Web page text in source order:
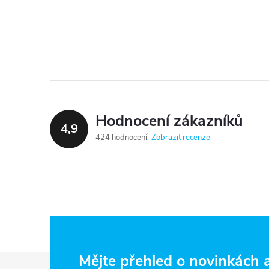
4,9 Hodnocení zákazníků
424 hodnocení Zobrazit recenze
Mějte přehled o novinkách